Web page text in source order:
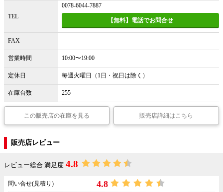
TEL
0078-6044-7887
【無料】電話でお問合せ
FAX
営業時間 10:00〜19:00
定休日 毎週火曜日（1日・祝日は除く）
在庫台数 255
この販売店の在庫を見る 販売店詳細はこちら
販売店レビュー
レビュー総合 満足度 4.8
問い合せ(見積り) 4.8